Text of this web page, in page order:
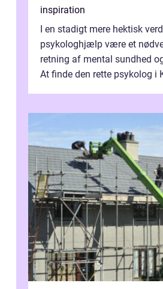
inspiration
I en stadigt mere hektisk
psykologhjælp være et
retning af mental sundhed
At finde den rette psykolog i